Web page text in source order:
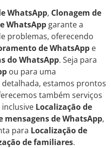
WhatsApp, Clonagem de
WhatsApp garante a
problemas, oferecendo
de WhatsApp e
do WhatsApp. Seja para
ou para uma
detalhada, estamos prontos
também serviços
inclusive Localização de
mensagens de WhatsApp,
para Localização de
de familiares.